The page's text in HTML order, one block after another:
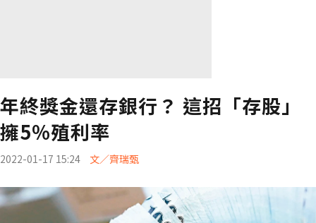
年終獎金還存銀行？ 這招「存股」
擁5%殖利率
2022-01-17 15:24 文／齊瑞甄